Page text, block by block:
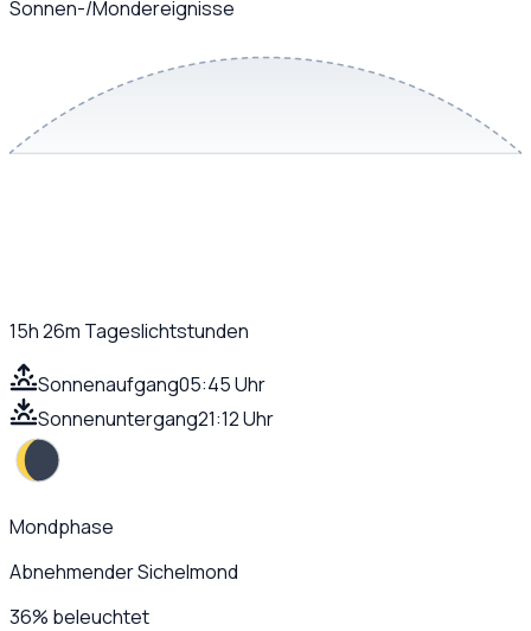
Sonnen-/Mondereignisse
15h 26m Tageslichtstunden
Sonnenaufgang05:45 Uhr
Sonnenuntergang21:12 Uhr
Mondphase
Abnehmender Sichelmond
36% beleuchtet